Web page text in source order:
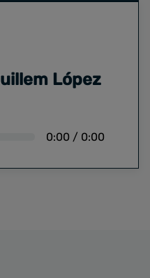
López
0:00 / 0:00